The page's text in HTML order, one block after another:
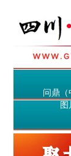
问鼎（
图